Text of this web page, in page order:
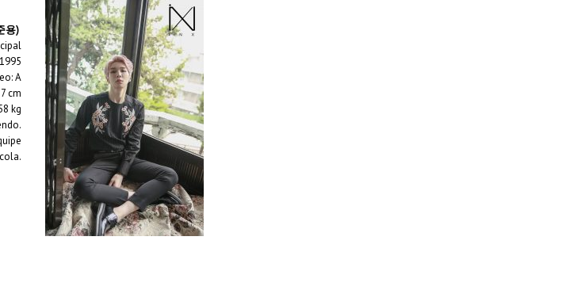
용)
A
cm
kg